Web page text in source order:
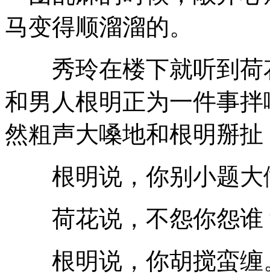
马变得顺溜溜的。
秀玲在楼下就听到荷
和男人根明正为一件事
然粗声大嗓地和根明掰
根明说，你别小题大
荷花说，不怨你怨谁
根明说，你胡搅蛮缠